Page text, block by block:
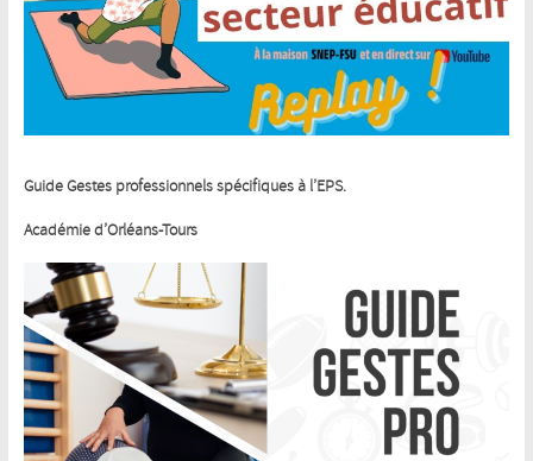
Guide Gestes professionnels spécifiques à l’EPS.
Académie d’Orléans-Tours